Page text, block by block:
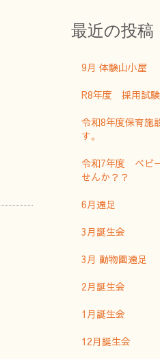
最近の投稿
9月 体験山小屋
R8年度 採用試
令和8年度保育施
す。
令和7年度 ベビ
せんか？？
6月遠足
3月誕生会
3月 動物園遠足
2月誕生会
1月誕生会
12月誕生会